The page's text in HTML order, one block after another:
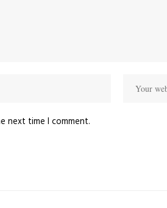
next time I comment.